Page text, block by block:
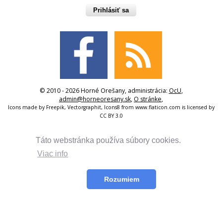
Táto webstránka používa súbory cookies.
Viac info
Rozumiem
Prihlásiť sa
© 2010 - 2026 Horné Orešany, administrácia: OcU,
admin@horneoresany.sk, O stránke,
Icons made by Freepik, Vectorgraphit, Icons8 from www.flaticon.com is licensed by
CC BY 3.0